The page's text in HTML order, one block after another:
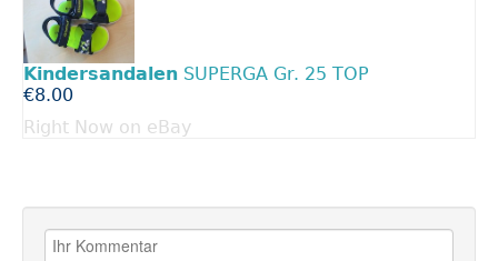
Kindersandalen SUPERGA Gr. 25 TOP
€8.00
Right Now on eBay